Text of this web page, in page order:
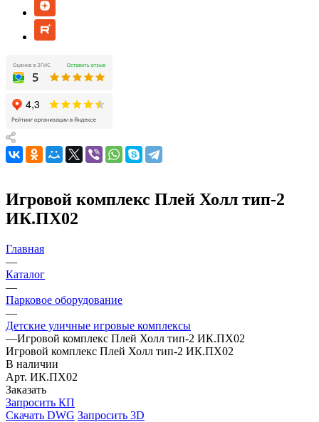
Игровой комплекс Плей Холл тип-2
ИК.ПХ02
Главная
—
Каталог
—
Парковое оборудование
—
Детские уличные игровые комплексы
—Игровой комплекс Плей Холл тип-2 ИК.ПХ02
Игровой комплекс Плей Холл тип-2 ИК.ПХ02
В наличии
Арт. ИК.ПХ02
Заказать
Запросить КП
Скачать DWG Запросить 3D